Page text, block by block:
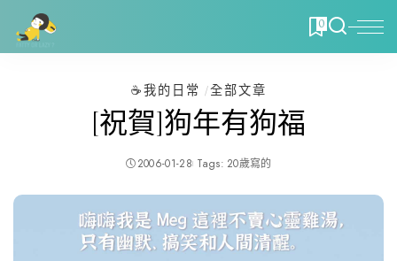
0
☕️我的日常 全部文章
[祝賀]狗年有狗福
2006-01-28 Tags: 20歲寫的